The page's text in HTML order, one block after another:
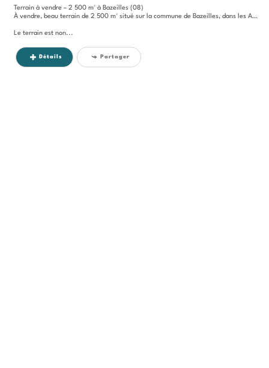
Terrain à vendre – 2 500 m² à Bazeilles (08)
À vendre, beau terrain de 2 500 m² situé sur la commune de Bazeilles, dans les Ardennes (08).
Le terrain est non...
Détails Partager